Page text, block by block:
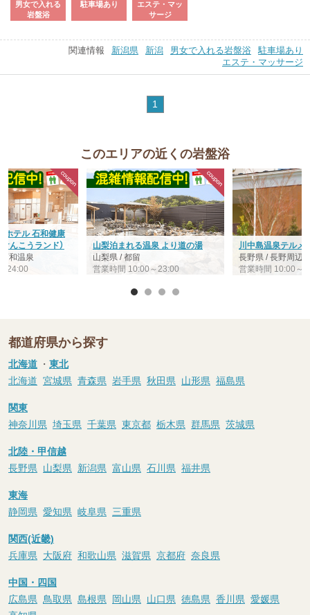
男女で入れる
岩盤浴
駐車場あり
エステ・マッ
サージ
関連情報 新潟県 新潟 男女で入れる岩盤浴 駐車場あり
エステ・マッサージ
1
このエリアの近くの岩盤浴
ホテル 石和健康
んこうランド）
和温泉
24:00
山梨泊まれる温泉 より道の湯
山梨県 / 都留
営業時間 10:00～23:00
川中島温泉テルメ
長野県 / 長野周辺
営業時間 10:00～
都道府県から探す
北海道 ・ 東北
北海道 宮城県 青森県 岩手県 秋田県 山形県 福島県
関東
神奈川県 埼玉県 千葉県 東京都 栃木県 群馬県 茨城県
北陸・甲信越
長野県 山梨県 新潟県 富山県 石川県 福井県
東海
静岡県 愛知県 岐阜県 三重県
関西(近畿)
兵庫県 大阪府 和歌山県 滋賀県 京都府 奈良県
中国・四国
広島県 鳥取県 島根県 岡山県 山口県 徳島県 香川県 愛媛県